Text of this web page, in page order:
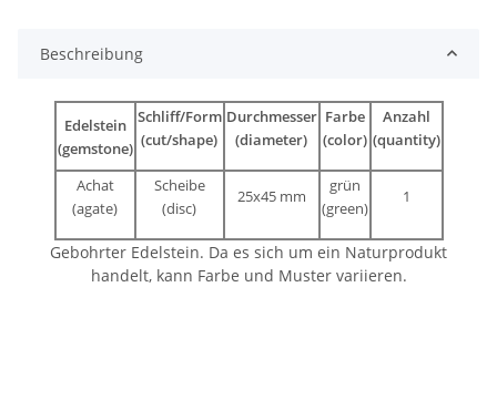
Beschreibung
Edelstein
(gemstone)
Schliff/Form
(cut/shape)
Durchmesser
(diameter)
Farbe
(color)
Anzahl
(quantity)
Achat
(agate)
Scheibe
(disc)
25x45 mm
grün
(green)
1
Gebohrter Edelstein. Da es sich um ein Naturprodukt
handelt, kann Farbe und Muster variieren.